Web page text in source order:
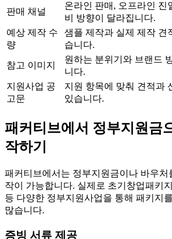
판매 채널
온라인 판매, 오프라인 진
비 방향이 달라집니다.
예상 제작 수
량
샘플 제작과 실제 제작 견
습니다.
참고 이미지
원하는 분위기와 브랜드
니다.
지원사업 공
고문
지원 항목에 맞춰 견적과
있습니다.
패커티브에서 정부지원금
작하기
패커티브에서는 정부지원금이나 바우처
작이 가능합니다. 실제로 초기창업패키
등 다양한 정부지원사업을 통해 패키지
많습니다.
증빙 서류 제공